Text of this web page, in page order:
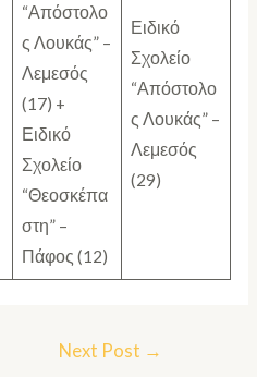
“Απόστολο
ς Λουκάς” –
Λεμεσός
(17) +
Ειδικό
Σχολείο
“Θεοσκέπα
στη” –
Πάφος (12)
Ειδικό
Σχολείο
“Απόστολο
ς Λουκάς” –
Λεμεσός
(29)
Next Post →